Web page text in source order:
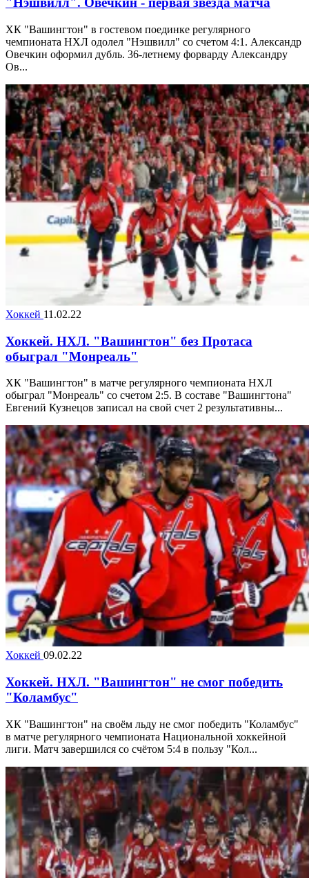
ХК "Вашингтон" в гостевом поединке регулярного
чемпионата НХЛ одолел "Нэшвилл" со счетом 4:1. Александр
Овечкин оформил дубль. 36-летнему форварду Александру
Ов...
Хоккей 11.02.22
Хоккей. НХЛ. "Вашингтон" без Протаса
обыграл "Монреаль"
ХК "Вашингтон" в матче регулярного чемпионата НХЛ
обыграл "Монреаль" со счетом 2:5. В составе "Вашингтона"
Евгений Кузнецов записал на свой счет 2 результативны...
Хоккей 09.02.22
Хоккей. НХЛ. "Вашингтон" не смог победить
"Коламбус"
ХК "Вашингтон" на своём льду не смог победить "Коламбус"
в матче регулярного чемпионата Национальной хоккейной
лиги. Матч завершился со счётом 5:4 в пользу "Кол...